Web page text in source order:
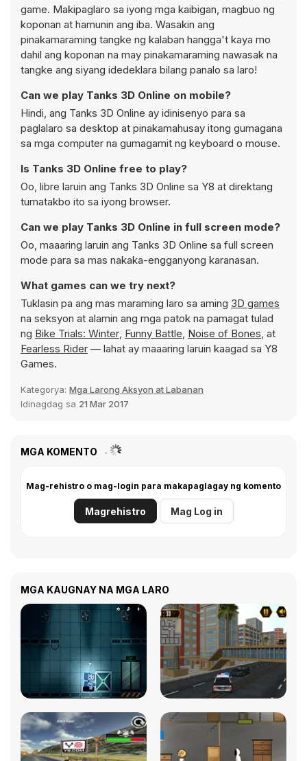
game. Makipaglaro sa iyong mga kaibigan, magbuo ng
koponan at hamunin ang iba. Wasakin ang
pinakamaraming tangke ng kalaban hangga't kaya mo
dahil ang koponan na may pinakamaraming nawasak na
tangke ang siyang idedeklara bilang panalo sa laro!
Can we play Tanks 3D Online on mobile?
Hindi, ang Tanks 3D Online ay idinisenyo para sa
paglalaro sa desktop at pinakamahusay itong gumagana
sa mga computer na gumagamit ng keyboard o mouse.
Is Tanks 3D Online free to play?
Oo, libre laruin ang Tanks 3D Online sa Y8 at direktang
tumatakbo ito sa iyong browser.
Can we play Tanks 3D Online in full screen mode?
Oo, maaaring laruin ang Tanks 3D Online sa full screen
mode para sa mas nakaka-engganyong karanasan.
What games can we try next?
Tuklasin pa ang mas maraming laro sa aming 3D games
na seksyon at alamin ang mga patok na pamagat tulad
ng Bike Trials: Winter, Funny Battle, Noise of Bones, at
Fearless Rider — lahat ay maaaring laruin kaagad sa Y8
Games.
Kategorya: Mga Larong Aksyon at Labanan
Idinagdag sa 21 Mar 2017
MGA KOMENTO
Mag-rehistro o mag-login para makapaglagay ng komento
Magrehistro Mag Log in
MGA KAUGNAY NA MGA LARO